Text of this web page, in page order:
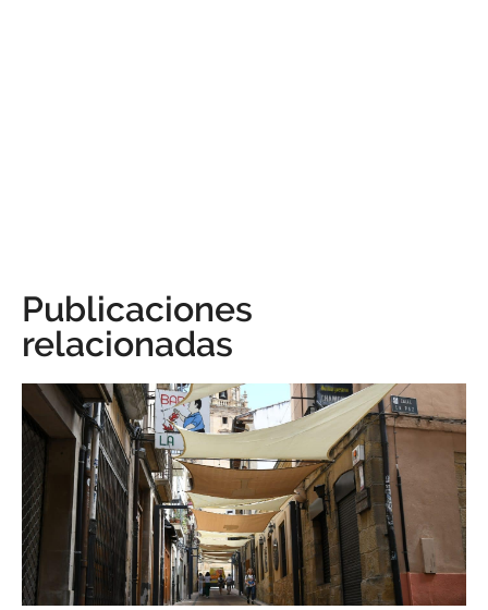
Publicaciones
relacionadas